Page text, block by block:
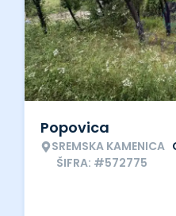
Popovica
SREMSKA KAMENICA
ŠIFRA: #572775